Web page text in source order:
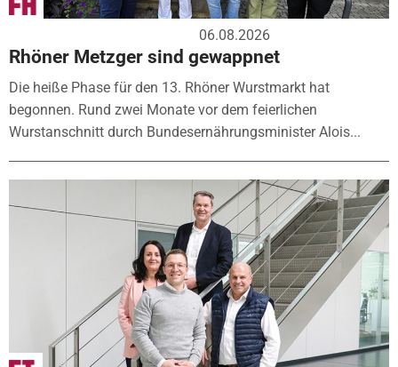
06.08.2026
Rhöner Metzger sind gewappnet
Die heiße Phase für den 13. Rhöner Wurstmarkt hat
begonnen. Rund zwei Monate vor dem feierlichen
Wurstanschnitt durch Bundesernährungsminister Alois...